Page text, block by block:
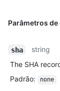
Parâmetros
sha
string
The SHA
Padrão: none